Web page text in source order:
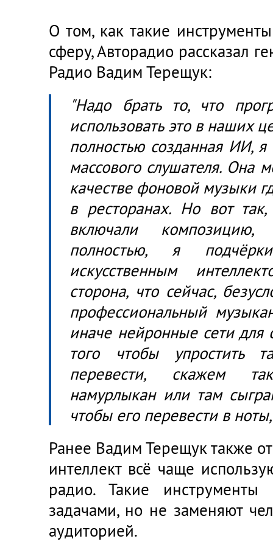
О том, как такие
сферу, Авторадио рассказал
Радио Вадим Терещук:
"Надо брать то, что
использовать это в наших
полностью созданная ИИ,
массового слушателя. Она
качестве фоновой музыки
в ресторанах. Но вот
включали композицию,
полностью, я
искусственным
сторона, что сейчас,
профессиональный
иначе нейронные сети для
того чтобы упростить
перевести, скажем
намурлыкан или там
чтобы его перевести в
Ранее Вадим Терещук также
интеллект всё чаще
радио. Такие
задачами, но не заменяют
аудиторией.